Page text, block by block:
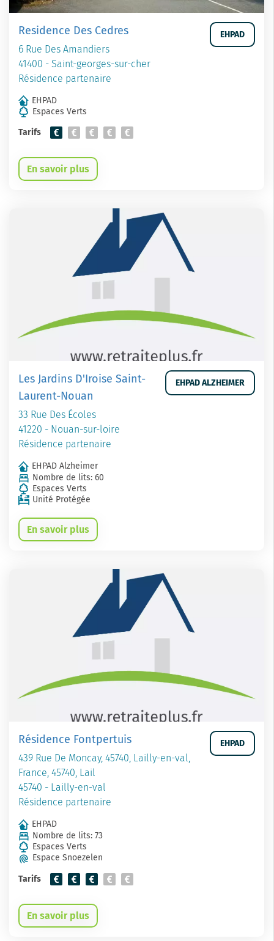
Residence Des Cedres
6 Rue Des Amandiers
41400 - Saint-georges-sur-cher
Résidence partenaire
EHPAD
EHPAD
Espaces Verts
Tarifs
En savoir plus
Les Jardins D'Iroise Saint-
Laurent-Nouan
33 Rue Des Écoles
41220 - Nouan-sur-loire
Résidence partenaire
EHPAD ALZHEIMER
EHPAD Alzheimer
Nombre de lits: 60
Espaces Verts
Unité Protégée
En savoir plus
Résidence Fontpertuis
439 Rue De Moncay, 45740, Lailly-en-val,
France, 45740, Lail
45740 - Lailly-en-val
Résidence partenaire
EHPAD
EHPAD
Nombre de lits: 73
Espaces Verts
Espace Snoezelen
Tarifs
En savoir plus